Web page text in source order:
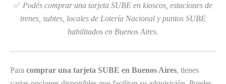
✅ Podés comprar una tarjeta SUBE en kioscos, estaciones de
trenes, subtes, locales de Lotería Nacional y puntos SUBE
habilitados en Buenos Aires.
Para comprar una tarjeta SUBE en Buenos Aires, tienes